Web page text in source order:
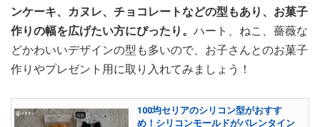
ンケーキ、カヌレ、チョコレートなどの型もあり、お菓子
作りの幅を広げたい方にぴったり。 ハート、ねこ、薔薇な
どかわいいデザインの型も多いので、お子さんとのお菓子
作りやプレゼント用に取り入れてみましょう！
100均セリアのシリコン型がおすす
め！シリコンモールドがバレンタイン